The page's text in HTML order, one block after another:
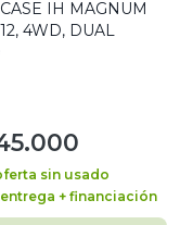
IH MAGNUM
4WD, DUAL
sin usado
+ financiación